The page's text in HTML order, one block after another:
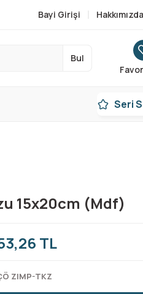
Bayi Girişi Hakkımızda
Bul
Seri
15x20cm (Mdf)
TL
ZIMP-TKZ